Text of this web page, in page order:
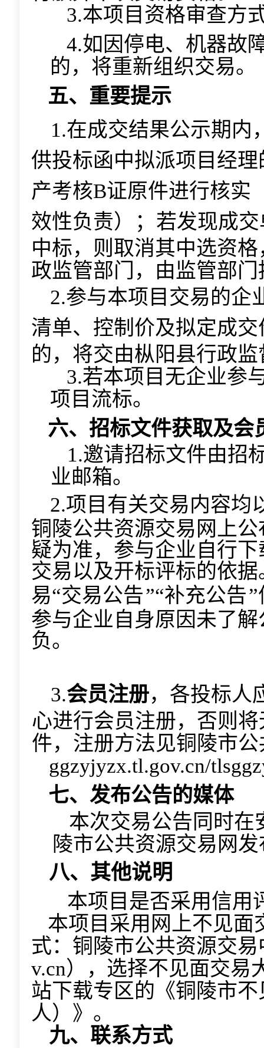
3.本项目资格审查方
4.如因停电、机器故
的，将重新组织交易。
五、重要提示
1.在成交结果公示期内
供投标函中拟派项目经理
产考核B证原件进行核实
效性负责）； 若发现成
中标，则取消其中选资
政监管部门，由监管部
2.参与本项目交易的企
清单、控制价及拟定成交
的，将交由枞阳县行政
3.若本项目无企业参
项目流标。
六、招标文件获取及会
1.邀请招标文件由招
业邮箱。
2.项目有关交易内容均
铜陵公共资源交易网上公
疑为准，参与企业自行下
交易以及开标评标的依
易“交易公告”“补充公告”
参与企业自身原因未了解
负。
3.会员注册，各投标人
心进行会员注册，否则将
件，注册方法见铜陵市
ggzyjyzx.tl.gov.cn/
七、发布公告的媒体
本次交易公告同时在
陵市公共资源交易网
八、其他说明
本项目是否采用信用
本项目采用网上不见面
式：铜陵市公共资源交
v.cn）
， 选择不见面交易
站下载专区的《铜陵市
人）》。
九、联系方式